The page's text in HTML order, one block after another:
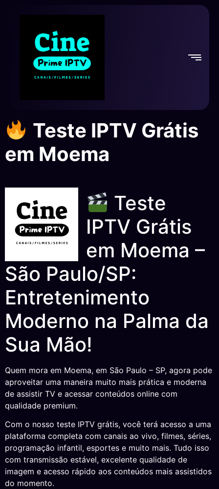
Teste IPTV Grátis
em Moema
Teste
IPTV Grátis
em Moema –
São Paulo/SP:
Entretenimento
Moderno na Palma da
Sua Mão!
Quem mora em Moema, em São Paulo – SP, agora pode
aproveitar uma maneira muito mais prática e moderna
de assistir TV e acessar conteúdos online com
qualidade premium.
Com o nosso teste IPTV grátis, você terá acesso a uma
plataforma completa com canais ao vivo, filmes, séries,
programação infantil, esportes e muito mais. Tudo isso
com transmissão estável, excelente qualidade de
imagem e acesso rápido aos conteúdos mais assistidos
do momento.